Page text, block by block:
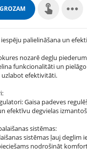

palielināšana un
nozarē degļu
funkcionalitāti un
efektivitāti.
Gaisa padeves
efektīvu degvielas
sistēmas:
sistēmas ļauj deglim
nodrošināt